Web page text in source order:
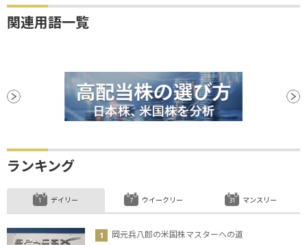
関連用語一覧
ランキング
デイリー
岡元兵八郎の米国株マスターへの道
ウイークリー マンスリー